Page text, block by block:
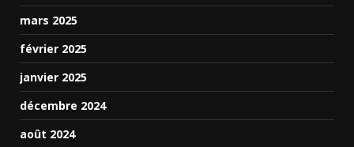
mars 2025
février 2025
janvier 2025
décembre 2024
août 2024